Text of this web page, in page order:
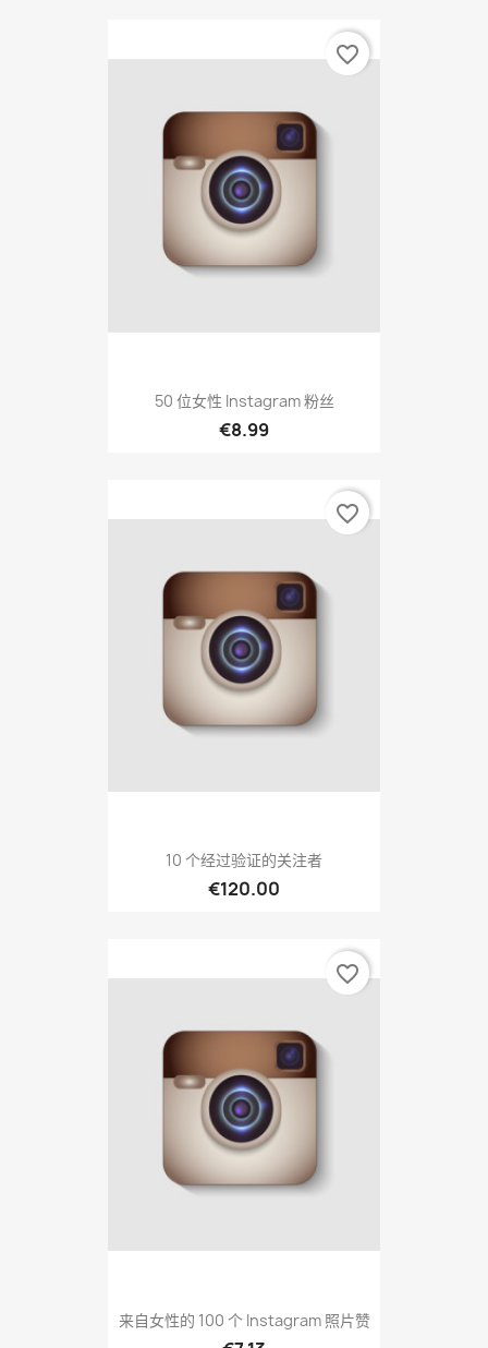
50 位女性 Instagram 粉丝
€8.99
favorite_border
10 个经过验证的关注者
€120.00
favorite_border
来自女性的 100 个 Instagram 照片赞
favorite_border